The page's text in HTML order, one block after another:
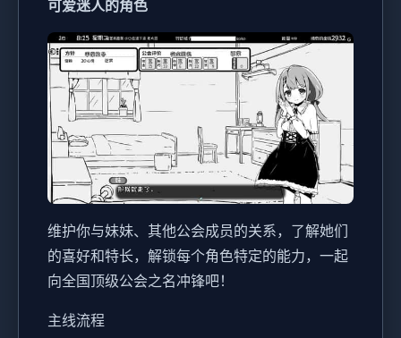
可爱迷人的角色
维护你与妹妹、其他公会成员的关系，了解她们
的喜好和特长，解锁每个角色特定的能力，一起
向全国顶级公会之名冲锋吧！
主线流程